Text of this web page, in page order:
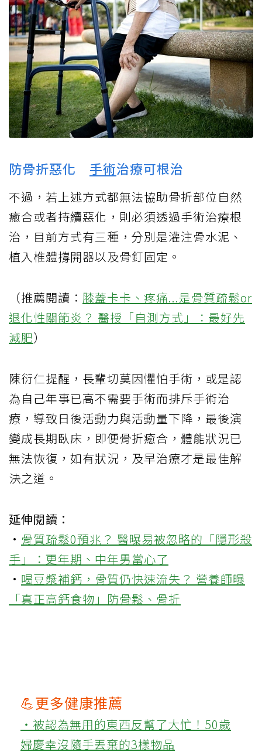
防骨折惡化 手術治療可根治
不過，若上述方式都無法協助骨折部位自然
癒合或者持續惡化，則必須透過手術治療根
治，目前方式有三種，分別是灌注骨水泥、
植入椎體撐開器以及骨釘固定。
（推薦閱讀： 膝蓋卡卡、疼痛...是骨質疏鬆or
退化性關節炎？ 醫授「自測方式」：最好先
減肥）
陳衍仁提醒，長輩切莫因懼怕手術，或是認
為自己年事已高不需要手術而排斥手術治
療，導致日後活動力與活動量下降，最後演
變成長期臥床，即便骨折癒合，體能狀況已
無法恢復，如有狀況，及早治療才是最佳解
決之道。
延伸閱讀：
· 骨質疏鬆0預兆？ 醫曝易被忽略的「隱形殺
手」：更年期、中年男當心了
· 喝豆漿補鈣，骨質仍快速流失？ 營養師曝
「真正高鈣食物」防骨鬆、骨折
💪更多健康推薦
‧被認為無用的東西反幫了大忙！50歲
婦慶幸沒隨手丟棄的3樣物品